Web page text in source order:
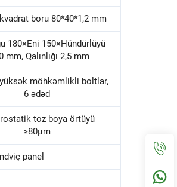
boru 80*40*1,2 mm
180×Eni 150×Hündürlüyü
mm, Qalınlığı 2,5 mm
möhkəmlikli boltlar,
6 ədəd
toz boya örtüyü
≥80μm
panel